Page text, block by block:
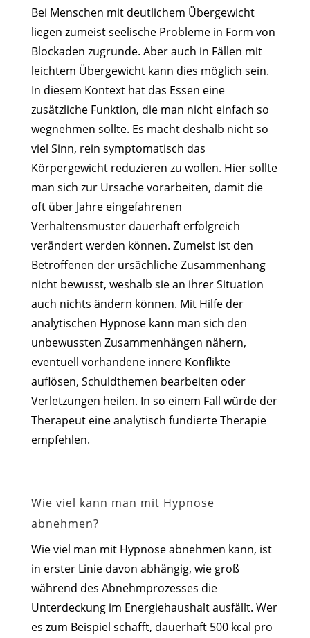
Bei Menschen mit deutlichem Übergewicht
liegen zumeist seelische Probleme in Form von
Blockaden zugrunde. Aber auch in Fällen mit
leichtem Übergewicht kann dies möglich sein.
In diesem Kontext hat das Essen eine
zusätzliche Funktion, die man nicht einfach so
wegnehmen sollte. Es macht deshalb nicht so
viel Sinn, rein symptomatisch das
Körpergewicht reduzieren zu wollen. Hier sollte
man sich zur Ursache vorarbeiten, damit die
oft über Jahre eingefahrenen
Verhaltensmuster dauerhaft erfolgreich
verändert werden können. Zumeist ist den
Betroffenen der ursächliche Zusammenhang
nicht bewusst, weshalb sie an ihrer Situation
auch nichts ändern können. Mit Hilfe der
analytischen Hypnose kann man sich den
unbewussten Zusammenhängen nähern,
eventuell vorhandene innere Konflikte
auflösen, Schuldthemen bearbeiten oder
Verletzungen heilen. In so einem Fall würde der
Therapeut eine analytisch fundierte Therapie
empfehlen.
Wie viel kann man mit Hypnose
abnehmen?
Wie viel man mit Hypnose abnehmen kann, ist
in erster Linie davon abhängig, wie groß
während des Abnehmprozesses die
Unterdeckung im Energiehaushalt ausfällt. Wer
es zum Beispiel schafft, dauerhaft 500 kcal pro